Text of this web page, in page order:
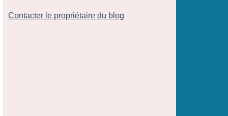
Contacter le propriétaire du blog